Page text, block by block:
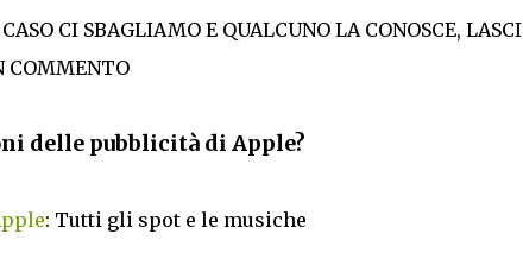
CI SBAGLIAMO E QUALCUNO LA CONOSCE, LASCI
COMMENTO
delle pubblicità di Apple?
: Tutti gli spot e le musiche